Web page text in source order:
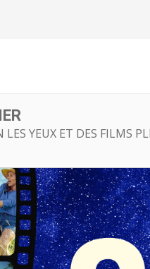
YEUX ET DES FILMS